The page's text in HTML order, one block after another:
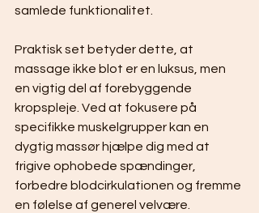
samlede funktionalitet.
Praktisk set betyder dette, at
massage ikke blot er en luksus, men
en vigtig del af forebyggende
kropspleje. Ved at fokusere på
specifikke muskelgrupper kan en
dygtig massør hjælpe dig med at
frigive ophobede spændinger,
forbedre blodcirkulationen og fremme
en følelse af generel velvære.